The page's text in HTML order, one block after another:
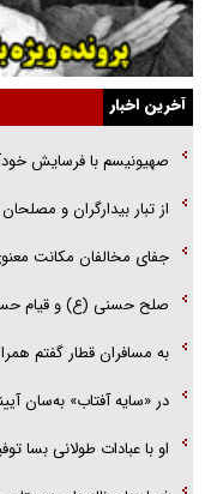
گفت‌وگو با آیت‌الله جاودان/
ارتقا می‌داد
راننده مست به قانون می‌خندد
همه آقای دوربینی شده‌ایم!
قصه ناتمام سرویس مدارس
آیا مقاومت فلسطین خلع‌سلاح
آخرین اخبار
صهیونیسم با فرسایش
از تبار بیدارگران و
جفای مخالفان مکانت
صلح حسنی (ع) و قیام
به مسافران قطار گفتم
در «سایه آفتاب» به‌سان
او با عبادات طولانی بسا